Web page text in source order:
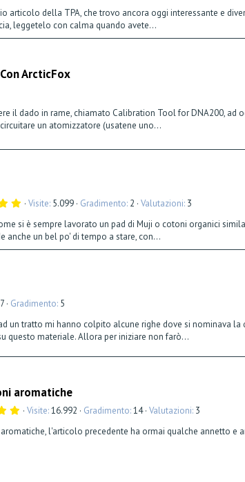
0
0
s
t
a
(
articolo della TPA, che trovo ancora oggi interessante e
leggetelo con calma quando avete...
ArcticFox
il dado in rame, chiamato Calibration Tool for DNA200,
un atomizzatore (usatene uno...
5
0
0
s
t
e
)
Visite 5.099 Gradimento 2 Valutazioni 3
si è sempre lavorato un pad di Muji o cotoni organici
anche un bel po' di tempo a stare, con...
Gradimento 5
un tratto mi hanno colpito alcune righe dove si nominava
questo materiale. Allora per iniziare non farò...
aromatiche
5
0
0
Visite 16.992 Gradimento 14 Valutazioni 3
l'articolo precedente ha ormai qualche annetto